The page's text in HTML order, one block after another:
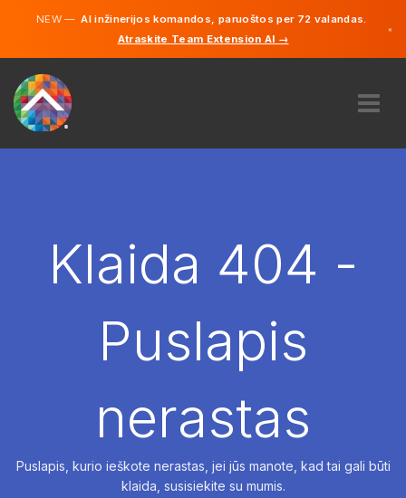
NEW —AI inžinerijos komandos, paruoštos per 72 valandas.
Atraskite Team Extension AI →
×
SAMDYTI
Anglų
Klaida 404 -
Puslapis
nerastas
Puslapis, kurio ieškote nerastas, jei jūs manote, kad tai gali būti
klaida, susisiekite su mumis.